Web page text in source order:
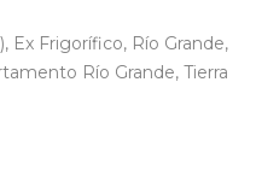
Ex Frigorífico, Río Grande,
Río Grande, Tierra